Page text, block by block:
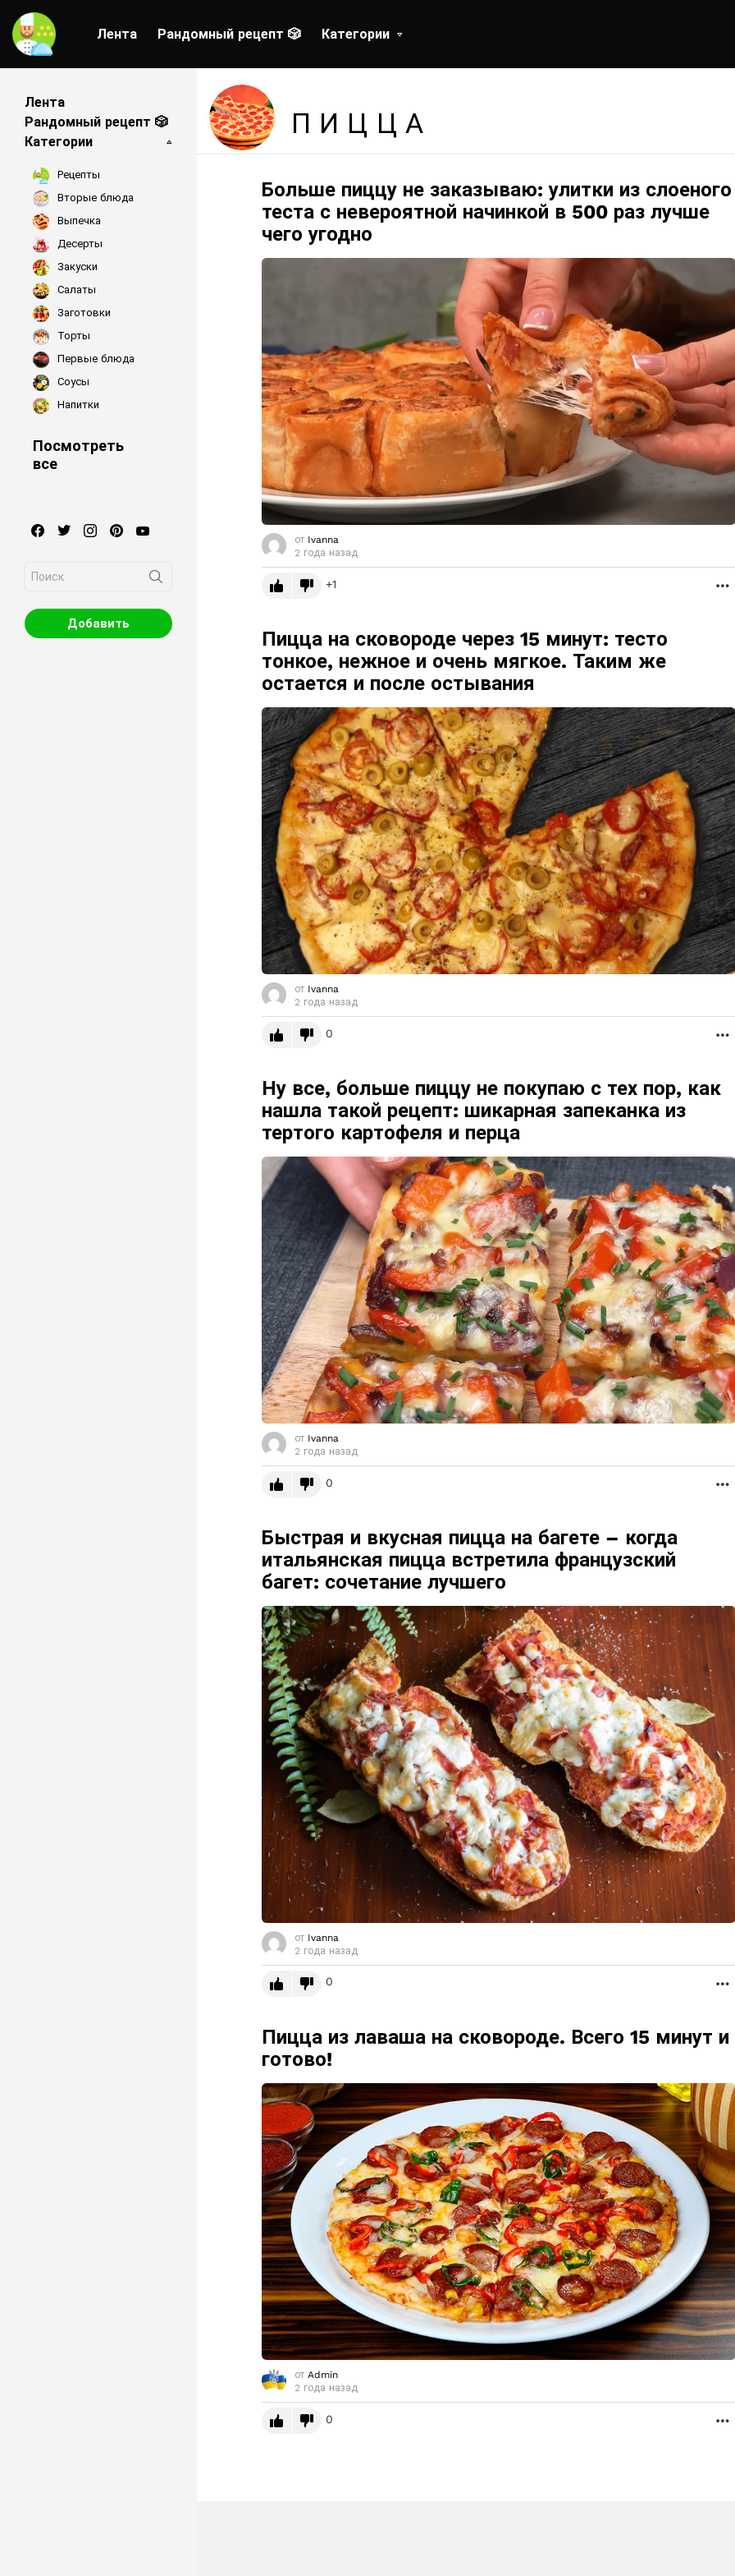
Лента Рандомный рецепт 🎲 Категории
ПИЦЦА
LATEST
STORIES
Больше пиццу не заказываю: улитки из слоеного
теста с невероятной начинкой в ​​500 раз лучше
чего угодно
от Ivanna
2 года назад
1
Пицца на сковороде через 15 минут: тесто
тонкое, нежное и очень мягкое. Таким же
остается и после остывания
от Ivanna
2 года назад
0
Ну все, больше пиццу не покупаю с тех пор, как
нашла такой рецепт: шикарная запеканка из
тертого картофеля и перца
от Ivanna
2 года назад
0
Быстрая и вкусная пицца на багете – когда
итальянская пицца встретила французский
багет: сочетание лучшего
от Ivanna
2 года назад
0
Пицца из лаваша на сковороде. Всего 15 минут и
готово!
от Admin
2 года назад
0
Лента
Рандомный рецепт 🎲
Категории
Рецепты
Вторые блюда
Выпечка
Десерты
Закуски
Салаты
Заготовки
Торты
Первые блюда
Соусы
Напитки
Посмотреть
все
facebooktwitterinstagrampinterest
for:
Добавить